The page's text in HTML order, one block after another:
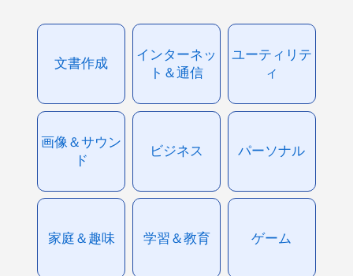
文書作成
インターネッ
ト＆通信
ユーティリテ
ィ
画像＆サウン
ド
ビジネス パーソナル
家庭＆趣味 学習＆教育 ゲーム